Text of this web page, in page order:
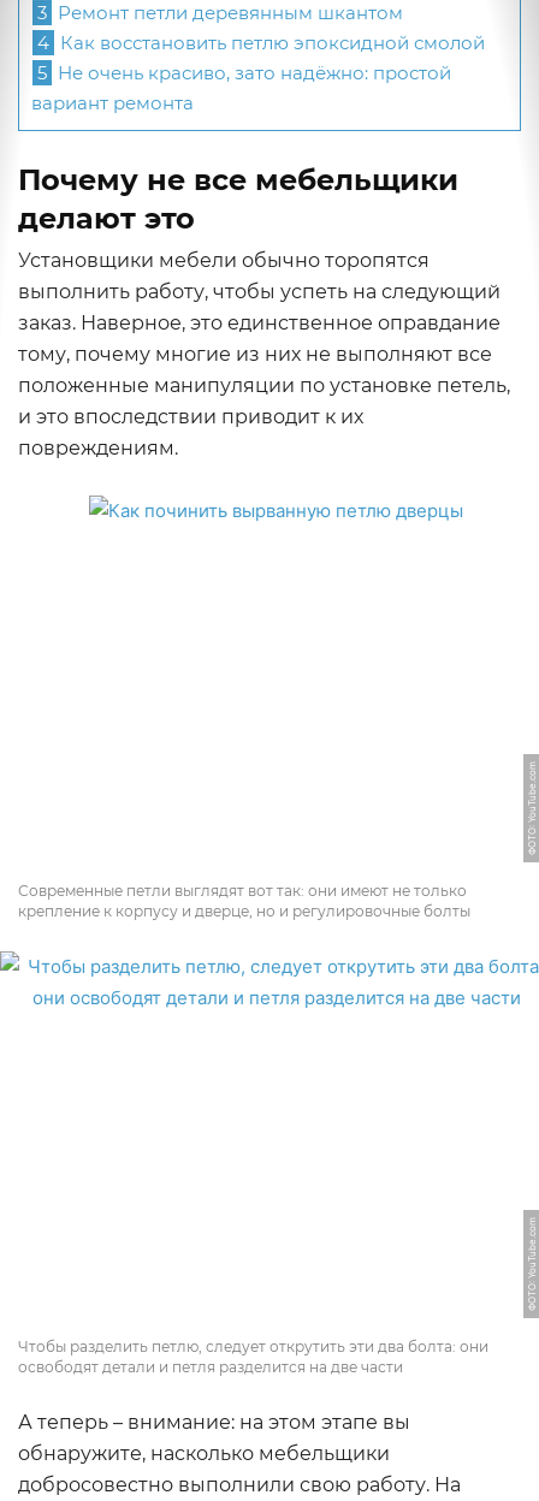
3 Ремонт петли деревянным шкантом
4 Как восстановить петлю эпоксидной смолой
5 Не очень красиво, зато надёжно: простой
вариант ремонта
Почему не все мебельщики
делают это
Установщики мебели обычно торопятся
выполнить работу, чтобы успеть на следующий
заказ. Наверное, это единственное оправдание
тому, почему многие из них не выполняют все
положенные манипуляции по установке петель,
и это впоследствии приводит к их
повреждениям.
ФОТО: YouTube.com
Современные петли выглядят вот так: они имеют не только
крепление к корпусу и дверце, но и регулировочные болты
ФОТО: YouTube.com
Чтобы разделить петлю, следует открутить эти два болта: они
освободят детали и петля разделится на две части
А теперь – внимание: на этом этапе вы
обнаружите, насколько мебельщики
добросовестно выполнили свою работу. На